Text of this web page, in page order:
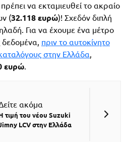
να εκταμιευθεί το ακραίο
(32.118 ευρώ)! Σχεδόν διπλή
Για να έχουμε ένα μέτρο
δεδομένα, πριν το αυτοκίνητο
στην Ελλάδα,
ευρώ.
ακόμα
τιμή του νέου Suzuki
LCV στην Ελλάδα